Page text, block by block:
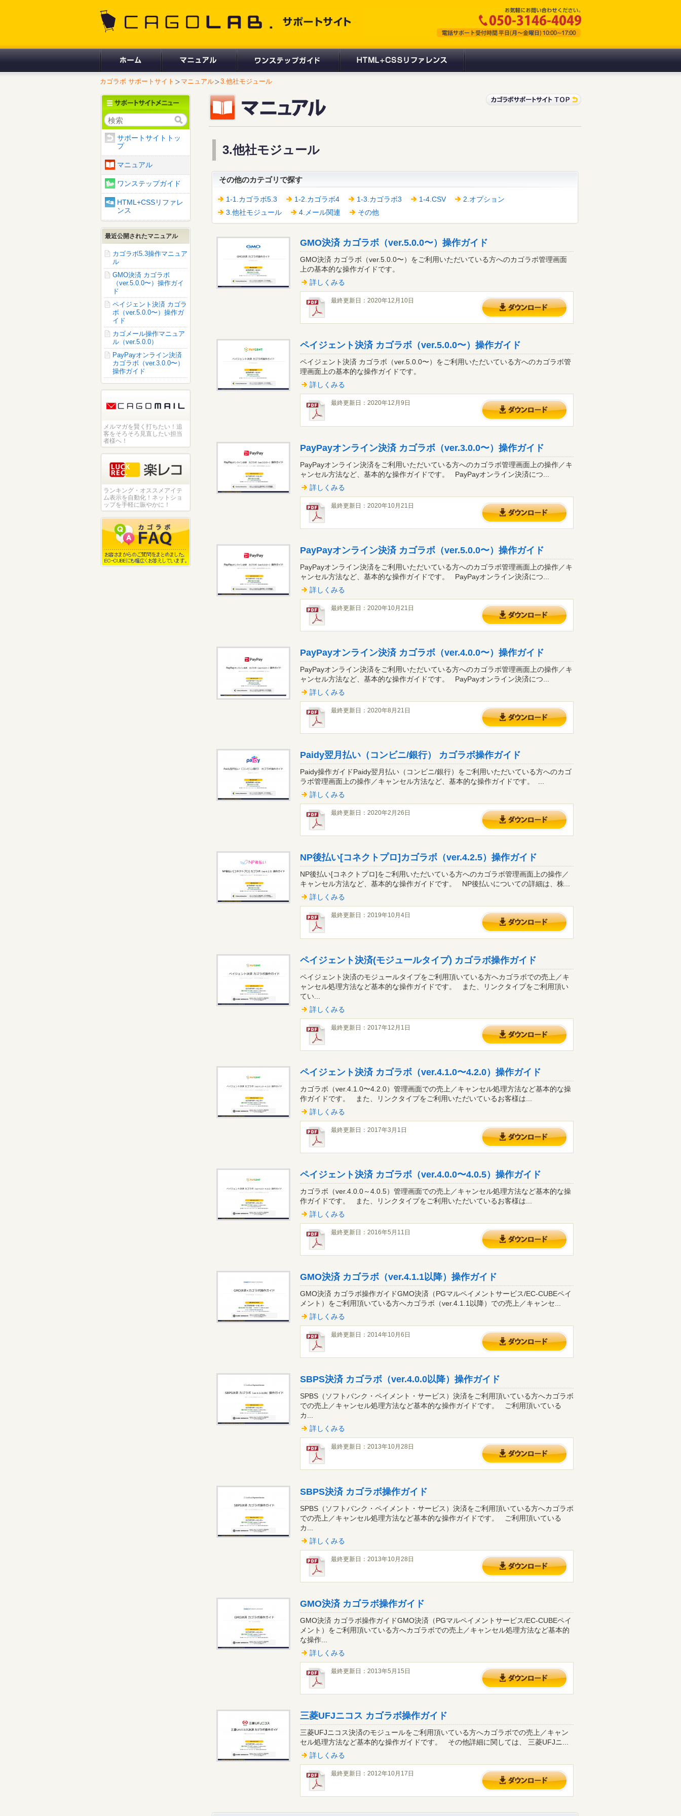
カゴラボ サポートサイト マニュアル 3.他社モジュール
3.他社モジュール
その他のカテゴリで探す
1-1.カゴラボ5.3 1-2.カゴラボ4 1-3.カゴラボ3 1-4.CSV
2.オプション
3.他社モジュール
4.メール関連 その他
GMO決済 カゴラボ（ver.5.0.0〜）操作ガイド
GMO決済 カゴラボ（ver.5.0.0〜）をご利用いただいている方へのカゴラボ管理画面
上の基本的な操作ガイドです。
詳しくみる
最終更新日：2020年12月10日
ペイジェント決済 カゴラボ（ver.5.0.0〜）操作ガイド
ペイジェント決済 カゴラボ（ver.5.0.0〜）をご利用いただいている方へのカゴラボ管
理画面上の基本的な操作ガイドです。
詳しくみる
最終更新日：2020年12月9日
PayPayオンライン決済 カゴラボ（ver.3.0.0〜）操作ガイド
PayPayオンライン決済をご利用いただいている方へのカゴラボ管理画面上の操作／キ
ャンセル方法など、基本的な操作ガイドです。 PayPayオンライン決済につ...
詳しくみる
最終更新日：2020年10月21日
PayPayオンライン決済 カゴラボ（ver.5.0.0〜）操作ガイド
PayPayオンライン決済をご利用いただいている方へのカゴラボ管理画面上の操作／キ
ャンセル方法など、基本的な操作ガイドです。 PayPayオンライン決済につ...
詳しくみる
最終更新日：2020年10月21日
PayPayオンライン決済 カゴラボ（ver.4.0.0〜）操作ガイド
PayPayオンライン決済をご利用いただいている方へのカゴラボ管理画面上の操作／キ
ャンセル方法など、基本的な操作ガイドです。 PayPayオンライン決済につ...
詳しくみる
最終更新日：2020年8月21日
Paidy翌月払い（コンビニ/銀行） カゴラボ操作ガイド
Paidy操作ガイドPaidy翌月払い（コンビニ/銀行）をご利用いただいている方へのカゴ
ラボ管理画面上の操作／キャンセル方法など、基本的な操作ガイドです。 ...
詳しくみる
最終更新日：2020年2月26日
NP後払い[コネクトプロ]カゴラボ（ver.4.2.5）操作ガイド
NP後払い[コネクトプロ]をご利用いただいている方へのカゴラボ管理画面上の操作／
キャンセル方法など、基本的な操作ガイドです。 NP後払いについての詳細は、株...
詳しくみる
最終更新日：2019年10月4日
ペイジェント決済(モジュールタイプ) カゴラボ操作ガイド
ペイジェント決済のモジュールタイプをご利用頂いている方へカゴラボでの売上／キ
ャンセル処理方法など基本的な操作ガイドです。 また、リンクタイプをご利用頂い
てい...
詳しくみる
最終更新日：2017年12月1日
ペイジェント決済 カゴラボ（ver.4.1.0〜4.2.0）操作ガイド
カゴラボ（ver.4.1.0〜4.2.0）管理画面での売上／キャンセル処理方法など基本的な操
作ガイドです。 また、リンクタイプをご利用いただいているお客様は...
詳しくみる
最終更新日：2017年3月1日
ペイジェント決済 カゴラボ（ver.4.0.0〜4.0.5）操作ガイド
カゴラボ（ver.4.0.0～4.0.5）管理画面での売上／キャンセル処理方法など基本的な操
作ガイドです。 また、リンクタイプをご利用いただいているお客様は...
詳しくみる
最終更新日：2016年5月11日
GMO決済 カゴラボ（ver.4.1.1以降）操作ガイド
GMO決済 カゴラボ操作ガイドGMO決済（PGマルペイメントサービス/EC-CUBEペイ
メント）をご利用頂いている方へカゴラボ（ver.4.1.1以降）での売上／キャンセ...
詳しくみる
最終更新日：2014年10月6日
SBPS決済 カゴラボ（ver.4.0.0以降）操作ガイド
SPBS（ソフトバンク・ペイメント・サービス）決済をご利用頂いている方へカゴラボ
での売上／キャンセル処理方法など基本的な操作ガイドです。 ご利用頂いている
カ...
詳しくみる
最終更新日：2013年10月28日
SBPS決済 カゴラボ操作ガイド
SPBS（ソフトバンク・ペイメント・サービス）決済をご利用頂いている方へカゴラボ
での売上／キャンセル処理方法など基本的な操作ガイドです。 ご利用頂いている
カ...
詳しくみる
最終更新日：2013年10月28日
GMO決済 カゴラボ操作ガイド
GMO決済 カゴラボ操作ガイドGMO決済（PGマルペイメントサービス/EC-CUBEペイ
メント）をご利用頂いている方へカゴラボでの売上／キャンセル処理方法など基本的
な操作...
詳しくみる
最終更新日：2013年5月15日
三菱UFJニコス カゴラボ操作ガイド
三菱UFJニコス決済のモジュールをご利用頂いている方へカゴラボでの売上／キャン
セル処理方法など基本的な操作ガイドです。 その他詳細に関しては、 三菱UFJニ...
詳しくみる
最終更新日：2012年10月17日
検索
サポートサイトトッ
プ
マニュアル
ワンステップガイド
HTML+CSSリファレ
ンス
最近公開されたマニュアル
カゴラボ5.3操作マニュア
ル
GMO決済 カゴラボ
（ver.5.0.0〜）操作ガイ
ド
ペイジェント決済 カゴラ
ボ（ver.5.0.0〜）操作ガ
イド
カゴメール操作マニュア
ル（ver.5.0.0）
PayPayオンライン決済
カゴラボ（ver.3.0.0〜）
操作ガイド
メルマガを賢く打ちたい！追
客をそろそろ見直したい担当
者様へ！
ランキング・オススメアイテ
ム表示を自動化！ネットショ
ップを手軽に賑やかに！